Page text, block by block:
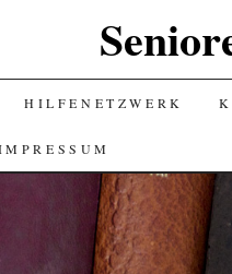
HILFENETZWERK